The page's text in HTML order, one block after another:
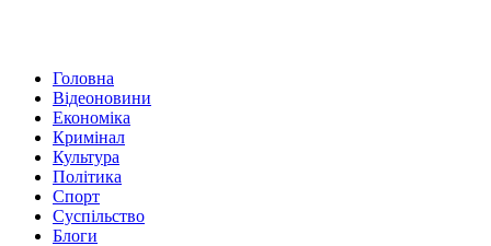
Головна
Відеоновини
Економіка
Кримінал
Культура
Політика
Спорт
Суспільство
Блоги